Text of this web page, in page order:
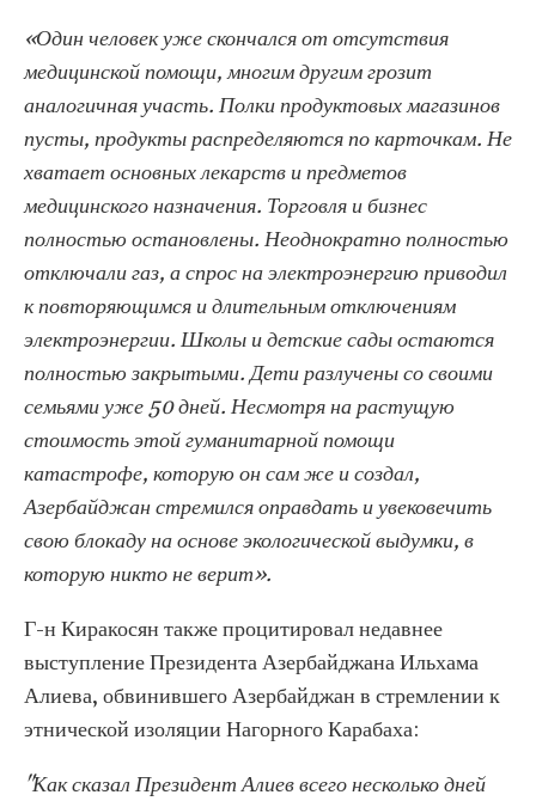
«Один человек уже скончался от отсутствия
медицинской помощи, многим другим грозит
аналогичная участь. Полки продуктовых магазинов
пусты, продукты распределяются по карточкам. Не
хватает основных лекарств и предметов
медицинского назначения. Торговля и бизнес
полностью остановлены. Неоднократно полностью
отключали газ, а спрос на электроэнергию приводил
к повторяющимся и длительным отключениям
электроэнергии. Школы и детские сады остаются
полностью закрытыми. Дети разлучены со своими
семьями уже 50 дней. Несмотря на растущую
стоимость этой гуманитарной помощи
катастрофе, которую он сам же и создал,
Азербайджан стремился оправдать и увековечить
свою блокаду на основе экологической выдумки, в
которую никто не верит».
Г-н Киракосян также процитировал недавнее
выступление Президента Азербайджана Ильхама
Алиева, обвинившего Азербайджан в стремлении к
этнической изоляции Нагорного Карабаха:
"Как сказал Президент Алиев всего несколько дней